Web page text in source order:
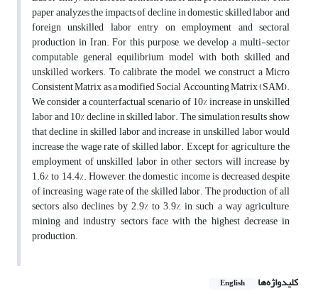
paper analyzes the impacts of decline in domestic skilled labor and
foreign unskilled labor entry on employment and sectoral
production in Iran. For this purpose, we develop a multi-sector
computable general equilibrium model with both skilled and
unskilled workers. To calibrate the model, we construct a Micro
Consistent Matrix as a modified Social Accounting Matrix (SAM).
We consider a counterfactual scenario of 10% increase in unskilled
labor and 10% decline in skilled labor. The simulation results show
that decline in skilled labor and increase in unskilled labor would
increase the wage rate of skilled labor. Except for agriculture, the
employment of unskilled labor in other sectors will increase by
1.6% to 14.4%. However, the domestic income is decreased despite
of increasing wage rate of the skilled labor. The production of all
sectors also declines by 2.9% to 3.9%, in such a way agriculture,
mining and industry sectors face with the highest decrease in
production.
کلیدواژه‌ها English